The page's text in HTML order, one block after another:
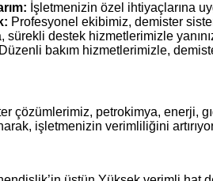
İşletmenizin özel ihtiyaçlarına
Profesyonel ekibimiz, demister
sürekli destek hizmetlerimizle
Düzenli bakım hizmetlerimizle,
çözümlerimiz, petrokimya, enerji,
işletmenizin verimliliğini